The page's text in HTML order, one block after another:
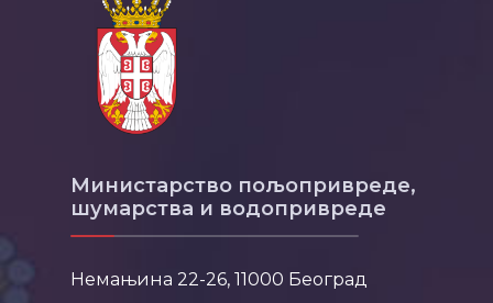
Министарство пољопривреде,
шумарства и водопривреде
Немањина 22-26, 11000 Београд